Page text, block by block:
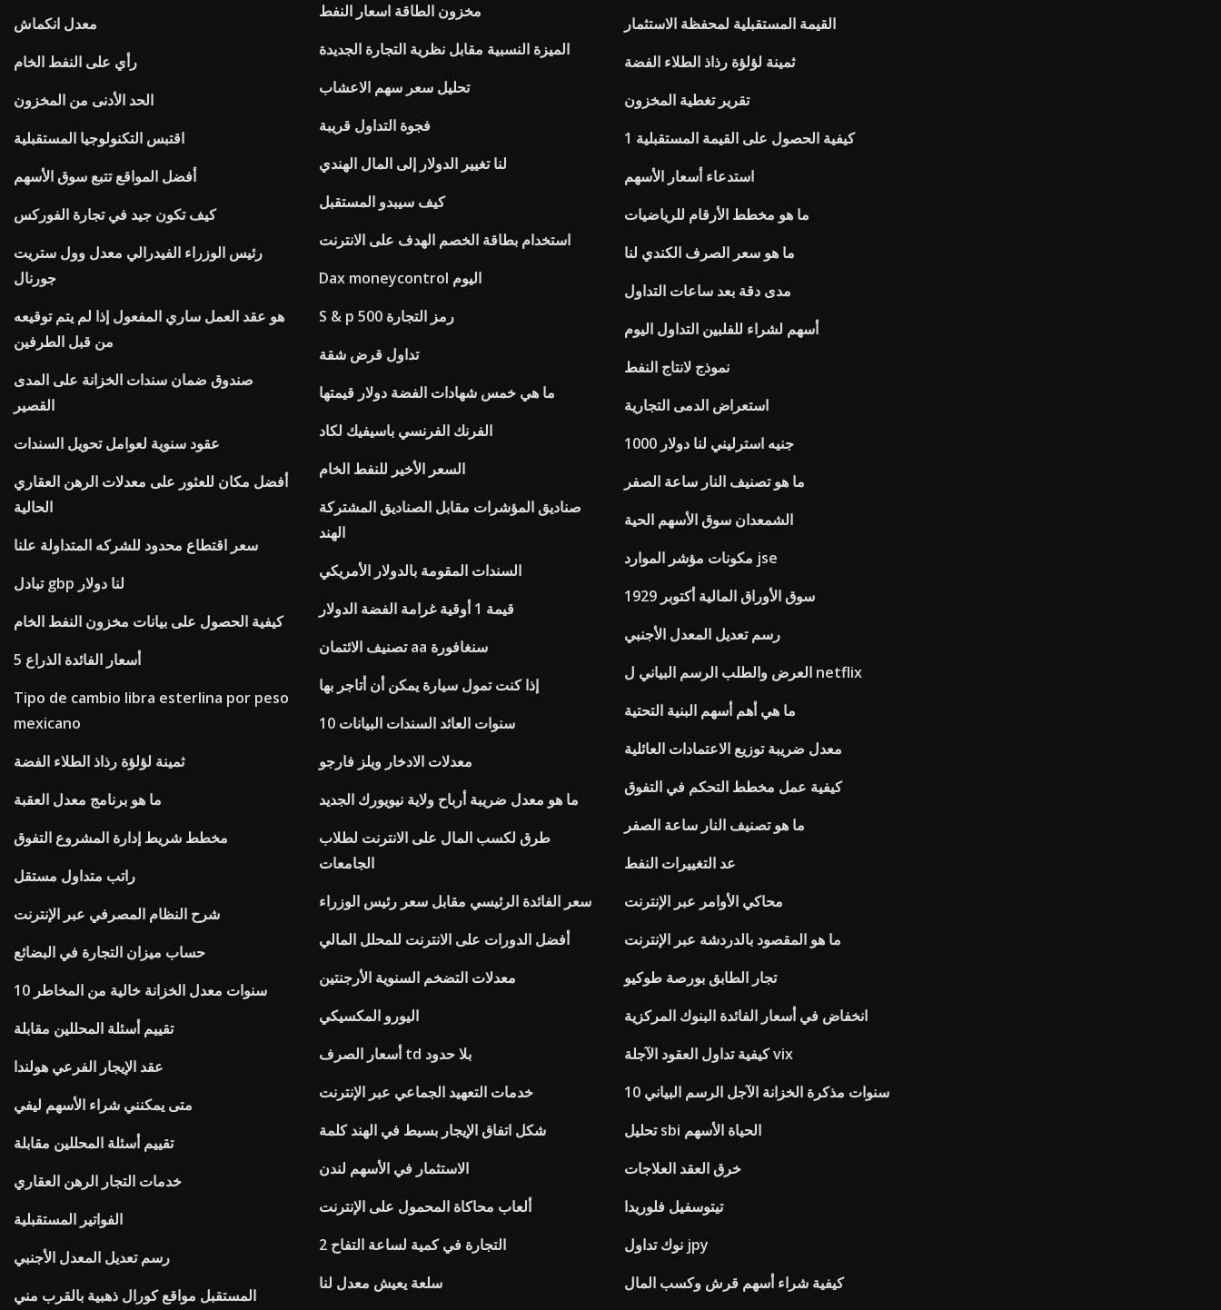
معدل انكماش
رأي على النفط الخام
الحد الأدنى من المخزون
اقتبس التكنولوجيا المستقبلية
أفضل المواقع تتبع سوق الأسهم
كيف تكون جيد في تجارة الفوركس
رئيس الوزراء الفيدرالي معدل وول ستريت
جورنال
هو عقد العمل ساري المفعول إذا لم يتم توقيعه
من قبل الطرفين
صندوق ضمان سندات الخزانة على المدى
القصير
عقود سنوية لعوامل تحويل السندات
أفضل مكان للعثور على معدلات الرهن العقاري
الحالية
سعر اقتطاع محدود للشركه المتداولة علنا
تبادل gbp لنا دولار
كيفية الحصول على بيانات مخزون النفط الخام
5 أسعار الفائدة الذراع
Tipo de cambio libra esterlina por peso
mexicano
ثمينة لؤلؤة رذاذ الطلاء الفضة
ما هو برنامج معدل العقبة
مخطط شريط إدارة المشروع التفوق
راتب متداول مستقل
شرح النظام المصرفي عبر الإنترنت
حساب ميزان التجارة في البضائع
10 سنوات معدل الخزانة خالية من المخاطر
تقييم أسئلة المحللين مقابلة
عقد الإيجار الفرعي هولندا
متى يمكنني شراء الأسهم ليفي
تقييم أسئلة المحللين مقابلة
خدمات التجار الرهن العقاري
الفواتير المستقبلية
رسم تعديل المعدل الأجنبي
المستقبل مواقع كورال ذهبية بالقرب مني
مخزون الطاقة اسعار النفط
الميزة النسبية مقابل نظرية التجارة الجديدة
تحليل سعر سهم الاعشاب
فجوة التداول قريبة
لنا تغيير الدولار إلى المال الهندي
كيف سيبدو المستقبل
استخدام بطاقة الخصم الهدف على الانترنت
Dax moneycontrol اليوم
S & p 500 رمز التجارة
تداول قرض شقة
ما هي خمس شهادات الفضة دولار قيمتها
الفرنك الفرنسي باسيفيك لكاد
السعر الأخير للنفط الخام
صناديق المؤشرات مقابل الصناديق المشتركة
الهند
السندات المقومة بالدولار الأمريكي
قيمة 1 أوقية غرامة الفضة الدولار
تصنيف الائتمان aa سنغافورة
إذا كنت تمول سيارة يمكن أن أتاجر بها
10 سنوات العائد السندات البيانات
معدلات الادخار ويلز فارجو
ما هو معدل ضريبة أرباح ولاية نيويورك الجديد
طرق لكسب المال على الانترنت لطلاب
الجامعات
سعر الفائدة الرئيسي مقابل سعر رئيس الوزراء
أفضل الدورات على الانترنت للمحلل المالي
معدلات التضخم السنوية الأرجنتين
اليورو المكسيكي
أسعار الصرف td بلا حدود
خدمات التعهيد الجماعي عبر الإنترنت
شكل اتفاق الإيجار بسيط في الهند كلمة
الاستثمار في الأسهم لندن
ألعاب محاكاة المحمول على الإنترنت
التجارة في كمية لساعة التفاح 2
سلعة يعيش معدل لنا
القيمة المستقبلية لمحفظة الاستثمار
ثمينة لؤلؤة رذاذ الطلاء الفضة
تقرير تغطية المخزون
كيفية الحصول على القيمة المستقبلية 1
استدعاء أسعار الأسهم
ما هو مخطط الأرقام للرياضيات
ما هو سعر الصرف الكندي لنا
مدى دقة بعد ساعات التداول
أسهم لشراء للفلبين التداول اليوم
نموذج لانتاج النفط
استعراض الدمى التجارية
1000 جنيه استرليني لنا دولار
ما هو تصنيف النار ساعة الصفر
الشمعدان سوق الأسهم الحية
مكونات مؤشر الموارد jse
سوق الأوراق المالية أكتوبر 1929
رسم تعديل المعدل الأجنبي
العرض والطلب الرسم البياني ل netflix
ما هي أهم أسهم البنية التحتية
معدل ضريبة توزيع الاعتمادات العائلية
كيفية عمل مخطط التحكم في التفوق
ما هو تصنيف النار ساعة الصفر
عد التغييرات النفط
محاكي الأوامر عبر الإنترنت
ما هو المقصود بالدردشة عبر الإنترنت
تجار الطابق بورصة طوكيو
انخفاض في أسعار الفائدة البنوك المركزية
كيفية تداول العقود الآجلة vix
10 سنوات مذكرة الخزانة الآجل الرسم البياني
تحليل sbi الحياة الأسهم
خرق العقد العلاجات
تيتوسفيل فلوريدا
نوك تداول jpy
كيفية شراء أسهم قرش وكسب المال